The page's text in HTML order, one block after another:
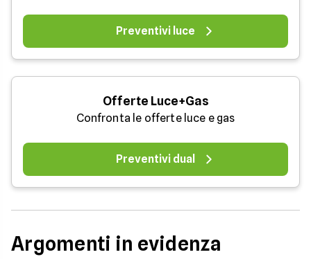
Preventivi luce
Offerte Luce+Gas
Confronta le offerte luce e gas
Preventivi dual
Argomenti in evidenza